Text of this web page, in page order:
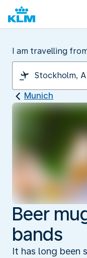
I am travelling
Munich
Beer
bands
It has long been